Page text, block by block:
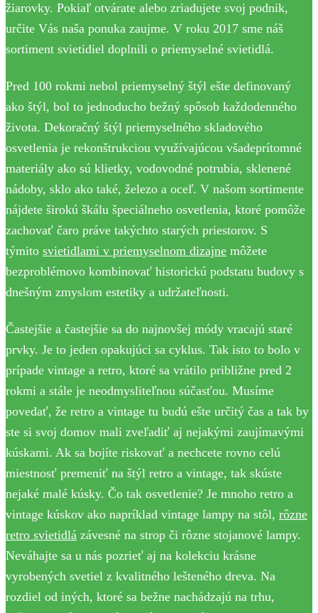
žiarovky. Pokiaľ otvárate alebo zriadujete svoj podnik,
určite Vás naša ponuka zaujme. V roku 2017 sme náš
sortiment svietidiel doplnili o priemyselné svietidlá.
Pred 100 rokmi nebol priemyselný štýl ešte definovaný
ako štýl, bol to jednoducho bežný spôsob každodenného
života. Dekoračný štýl priemyselného skladového
osvetlenia je rekonštrukciou využívajúcou všadeprítomné
materiály ako sú klietky, vodovodné potrubia, sklenené
nádoby, sklo ako také, železo a oceľ. V našom sortimente
nájdete širokú škálu špeciálneho osvetlenia, ktoré pomôže
zachovať čaro práve takýchto starých priestorov. S
týmito svietidlami v priemyselnom dizajne môžete
bezproblémovo kombinovať historickú podstatu budovy s
dnešným zmyslom estetiky a udržateľnosti.
Častejšie a častejšie sa do najnovšej módy vracajú staré
prvky. Je to jeden opakujúci sa cyklus. Tak isto to bolo v
prípade vintage a retro, ktoré sa vrátilo približne pred 2
rokmi a stále je neodmysliteľnou súčasťou. Musíme
povedať, že retro a vintage tu budú ešte určitý čas a tak by
ste si svoj domov mali zveľadiť aj nejakými zaujímavými
kúskami. Ak sa bojíte riskovať a nechcete rovno celú
miestnosť premeniť na štýl retro a vintage, tak skúste
nejaké malé kúsky. Čo tak osvetlenie? Je mnoho retro a
vintage kúskov ako napríklad vintage lampy na stôl, rôzne
retro svietidlá závesné na strop či rôzne stojanové lampy.
Neváhajte sa u nás pozrieť aj na kolekciu krásne
vyrobených svetiel z kvalitného lešteného dreva. Na
rozdiel od iných, ktoré sa bežne nachádzajú na trhu,